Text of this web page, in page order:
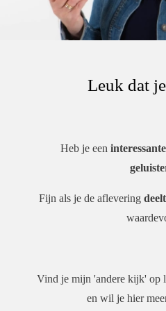
Dat verdriet en angst in ieders
gegeven. De vraag is.. hoe ga je
Het voorleesboek 'Millie en zijn
voorleesboek', door de interactie
Millie en zijn vriendjes - het
Veel luister plezier!
Leuk dat
Heb je een
Fijn als je de aflevering deelt
Vind je mijn 'andere kijk' op
en wil je hier